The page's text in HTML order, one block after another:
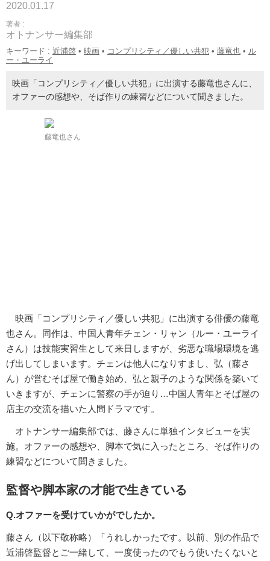
2020.01.17
著者 :
オトナンサー編集部
キーワード : 近浦啓 • 映画 • コンプリシティ／優しい共犯 • 藤竜也 • ル
ー・ユーライ
映画「コンプリシティ／優しい共犯」に出演する藤竜也さんに、
オファーの感想や、そば作りの練習などについて聞きました。
藤竜也さん
映画「コンプリシティ／優しい共犯」に出演する俳優の藤竜
也さん。同作は、中国人青年チェン・リャン（ルー・ユーライ
さん）は技能実習生として来日しますが、劣悪な職場環境を逃
げ出してしまいます。チェンは他人になりすまし、弘（藤さ
ん）が営むそば屋で働き始め、弘と親子のような関係を築いて
いきますが、チェンに警察の手が迫り…中国人青年とそば屋の
店主の交流を描いた人間ドラマです。
オトナンサー編集部では、藤さんに単独インタビューを実
施。オファーの感想や、脚本で気に入ったところ、そば作りの
練習などについて聞きました。
監督や脚本家の才能で生きている
Q.オファーを受けていかがでしたか。
藤さん（以下敬称略）「うれしかったです。以前、別の作品で
近浦啓監督とご一緒して、一度使ったのでもう使いたくないと